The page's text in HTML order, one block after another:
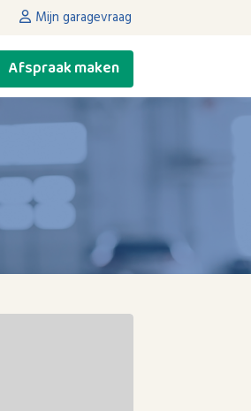
Mijn garagevraag
Afspraak maken